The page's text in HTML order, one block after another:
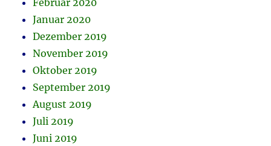
Februar 2020
Januar 2020
Dezember 2019
November 2019
Oktober 2019
September 2019
August 2019
Juli 2019
Juni 2019